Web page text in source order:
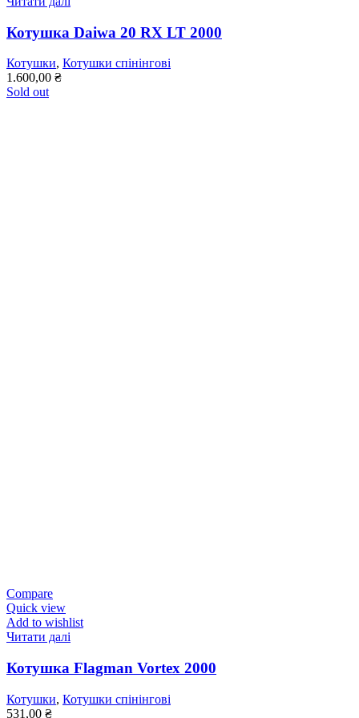
Котушка Daiwa 20 RX LT 2000
Котушки, Котушки спінінгові
1.600,00 ₴
Sold out
Compare
Quick view
Add to wishlist
Читати далі
Котушка Flagman Vortex 2000
Котушки, Котушки спінінгові
531,00 ₴